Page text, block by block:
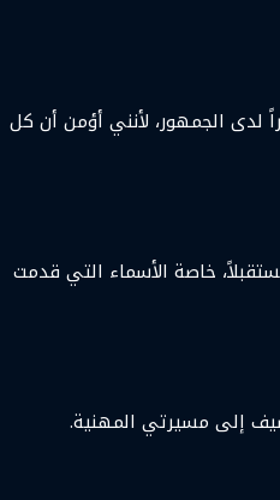
لدى الجمهور، لأنني أؤمن أن كل
خاصة الأسماء التي قدمت
إلى مسيرتي المهنية.